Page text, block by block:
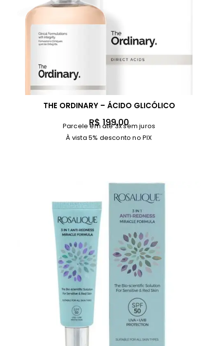
THE ORDINARY – ÁCIDO GLICÓLICO
R$ 199,00
Parcele em até 3x sem juros
À vista 5% desconto no PIX